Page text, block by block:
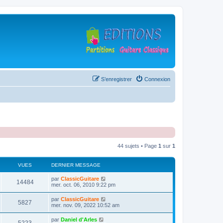
Connexion
S’enregistrer
44 sujets • Page 1 sur 1
VUES DERNIER MESSAGE
14484V
u
D
e
i
e
r
m
par ClassicGuitare
mer. oct. 06, 2010 9:22 pm
5827
u
D
e
par ClassicGuitare
mer. nov. 09, 2022 10:52 am
D
par Daniel d'Arles